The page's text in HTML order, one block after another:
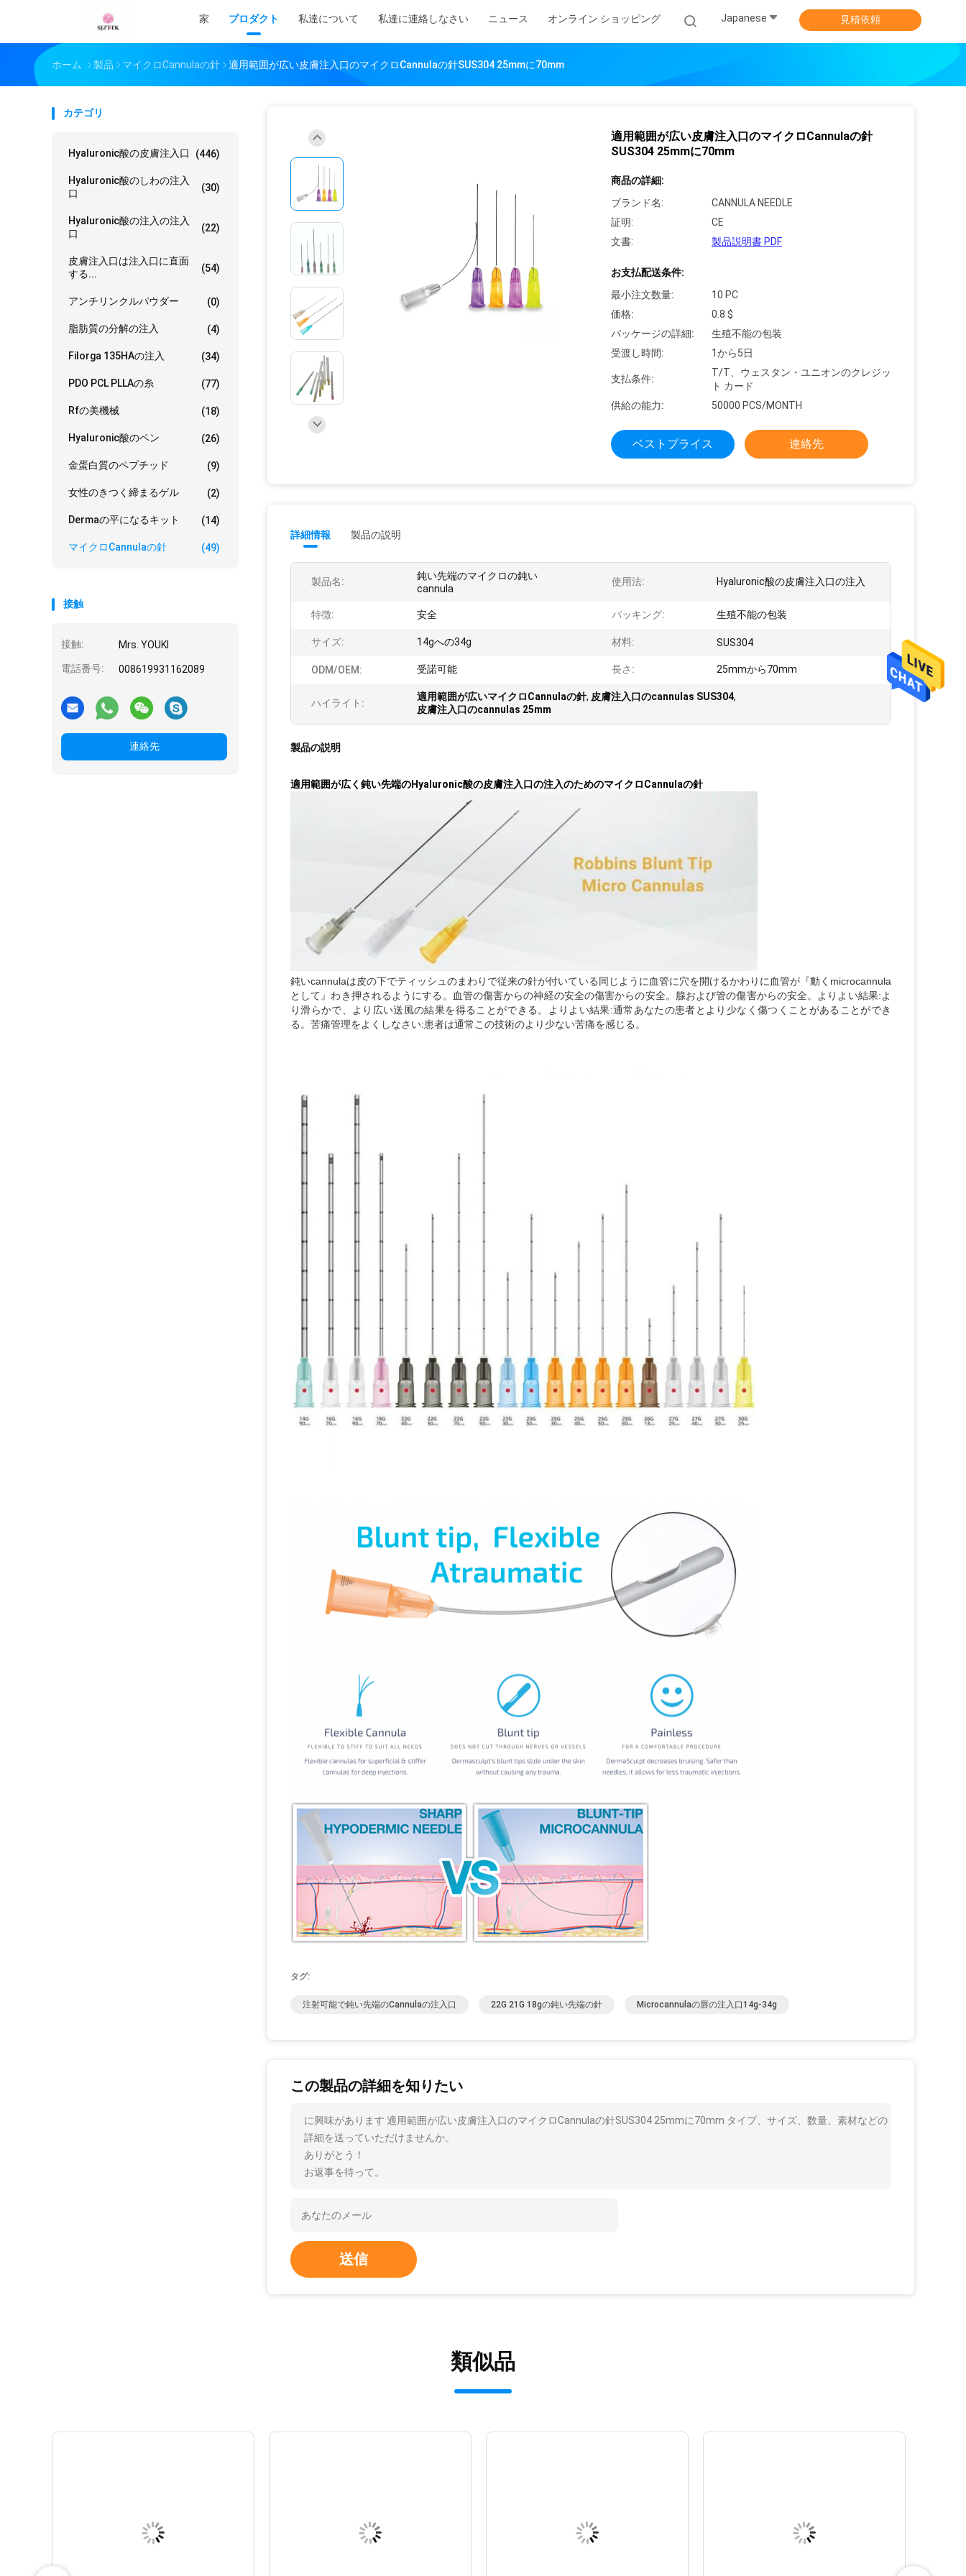
家 プロダクト 私達について 私達に連絡しなさい ニュース オンライン ショッピング Japanese 見積依頼
ホーム 製品 マイクロCannulaの針 適用範囲が広い皮膚注入口のマイクロCannulaの針SUS304 25mmに70mm
カテゴリ
Hyaluronic酸の皮膚注入口 (446)
Hyaluronic酸のしわの注入
口
(30)
Hyaluronic酸の注入の注入
口
(22)
皮膚注入口は注入口に直面
する...
(54)
アンチリンクルパウダー (0)
脂肪質の分解の注入 (4)
Filorga 135HAの注入 (34)
PDO PCL PLLAの糸 (77)
Rfの美機械 (18)
Hyaluronic酸のペン (26)
金蛋白質のペプチッド (9)
女性のきつく締まるゲル (2)
Dermaの平になるキット (14)
マイクロCannulaの針 (49)
接触
接触: Mrs. YOUKI
電話番号: 008619931162089
連絡先
適用範囲が広い皮膚注入口のマイクロCannulaの針
SUS304 25mmに70mm
商品の詳細:
ブランド名:
CANNULA NEEDLE
証明:
CE
文書:
製品説明書 PDF
お支払配送条件:
最小注文数量:
10 PC
価格:
0.8 $
パッケージの詳細:
生殖不能の包装
受渡し時間:
1から5日
支払条件:
T/T、ウェスタン・ユニオンのクレジッ
ト カード
供給の能力:
50000 PCS/MONTH
ベストプライス 連絡先
詳細情報 製品の説明
製品名:
鈍い先端のマイクロの鈍い
cannula
使用法: Hyaluronic酸の皮膚注入口の注入
特徴: 安全 パッキング: 生殖不能の包装
サイズ: 14gへの34g 材料: SUS304
ODM/OEM: 受諾可能 長さ: 25mmから70mm
ハイライト:
適用範囲が広いマイクロCannulaの針, 皮膚注入口のcannulas SUS304,
皮膚注入口のcannulas 25mm
製品の説明
適用範囲が広く鈍い先端のHyaluronic酸の皮膚注入口の注入のためのマイクロCannulaの針
鈍いcannulaは皮の下でティッシュのまわりで従来の針が付いている同じように血管に穴を開けるかわりに血管が『動くmicrocannula
として』わき押されるようにする。血管の傷害からの神経の安全の傷害からの安全。腺および管の傷害からの安全。よりよい結果:よ
り滑らかで、より広い送風の結果を得ることができる。よりよい結果:通常あなたの患者とより少なく傷つくことがあることができ
る。苦痛管理をよくしなさい:患者は通常この技術のより少ない苦痛を感じる。
タグ:
注射可能で鈍い先端のcannulaの注入口 22G 21G 18gの鈍い先端の針 Microcannulaの唇の注入口14g-34g
この製品の詳細を知りたい
に興味があります 適用範囲が広い皮膚注入口のマイクロCannulaの針SUS304 25mmに70mm タイプ、サイズ、数量、素材などの
詳細を送っていただけませんか。
ありがとう！
お返事を待って。
送信
類似品